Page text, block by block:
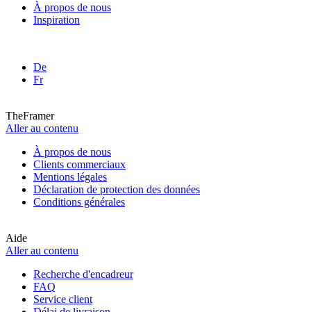
À propos de nous
Inspiration
De
Fr
TheFramer
Aller au contenu
À propos de nous
Clients commerciaux
Mentions légales
Déclaration de protection des données
Conditions générales
Aide
Aller au contenu
Recherche d'encadreur
FAQ
Service client